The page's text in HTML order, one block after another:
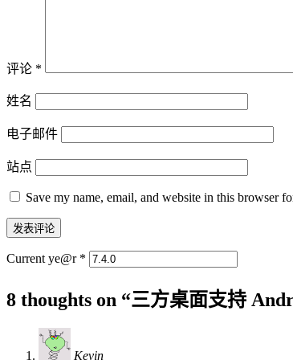
评论 *
姓名
电子邮件
站点
Save my name, email, and website in this browser
Current ye@r *
8 thoughts on “三方桌面支持
Kevin